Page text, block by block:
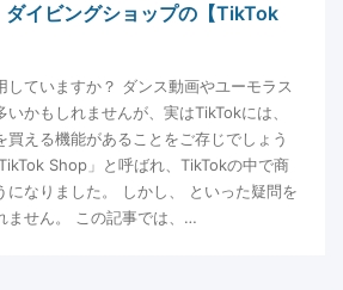
ダイビングショップの【TikTok
していますか？ ダンス動画やユーモラス
かもしれませんが、実はTikTokには、
買える機能があることをご存じでしょう
Shop」と呼ばれ、TikTokの中で商
になりました。 しかし、 といった疑問を
ません。 この記事では、…